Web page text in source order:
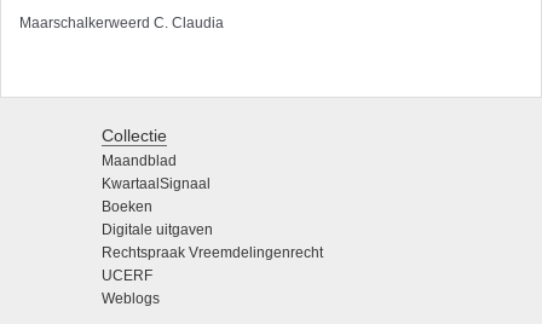
Maarschalkerweerd C. Claudia
Collectie
Maandblad
KwartaalSignaal
Boeken
Digitale uitgaven
Rechtspraak Vreemdelingenrecht
UCERF
Weblogs